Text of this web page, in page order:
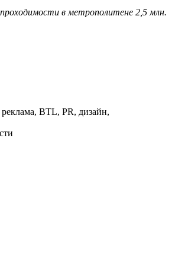
в метрополитене 2,5 млн.
BTL, PR, дизайн,